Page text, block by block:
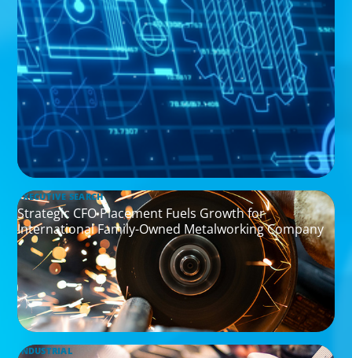
EXECUTIVE SEARCH
Strategic CFO Placement Fuels Growth for
International Family-Owned Metalworking Company
INDUSTRIAL